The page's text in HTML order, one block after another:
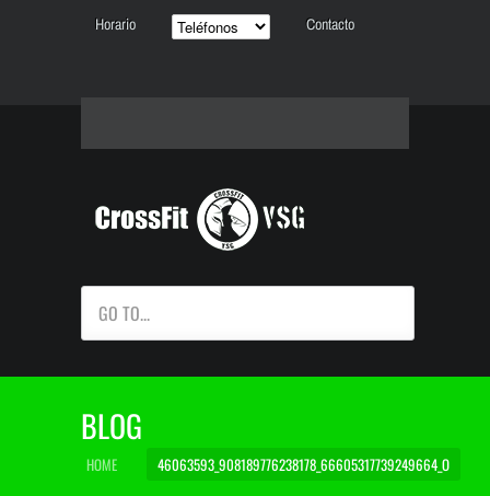
Horario Contacto
GO TO...
BLOG
HOME 46063593_908189776238178_66605317739249664_O